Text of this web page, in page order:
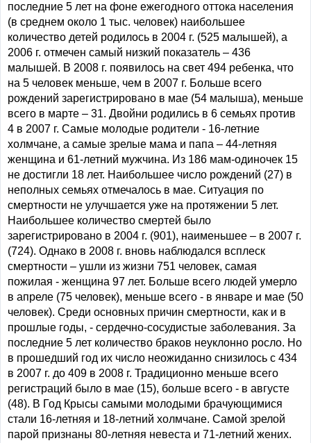
последние 5 лет на фоне ежегодного оттока населения
(в среднем около 1 тыс. человек) наибольшее
количество детей родилось в 2004 г. (525 малышей), а
2006 г. отмечен самый низкий показатель – 436
малышей. В 2008 г. появилось на свет 494 ребенка, что
на 5 человек меньше, чем в 2007 г. Больше всего
рождений зарегистрировано в мае (54 малыша), меньше
всего в марте – 31. Двойни родились в 6 семьях против
4 в 2007 г. Самые молодые родители - 16-летние
холмчане, а самые зрелые мама и папа – 44-летняя
женщина и 61-летний мужчина. Из 186 мам-одиночек 15
не достигли 18 лет. Наибольшее число рождений (27) в
неполных семьях отмечалось в мае. Ситуация по
смертности не улучшается уже на протяжении 5 лет.
Наибольшее количество смертей было
зарегистрировано в 2004 г. (901), наименьшее – в 2007 г.
(724). Однако в 2008 г. вновь наблюдался всплеск
смертности – ушли из жизни 751 человек, самая
пожилая - женщина 97 лет. Больше всего людей умерло
в апреле (75 человек), меньше всего - в январе и мае (50
человек). Среди основных причин смертности, как и в
прошлые годы, - сердечно-сосудистые заболевания. За
последние 5 лет количество браков неуклонно росло. Но
в прошедший год их число неожиданно снизилось с 434
в 2007 г. до 409 в 2008 г. Традиционно меньше всего
регистраций было в мае (15), больше всего - в августе
(48). В Год Крысы самыми молодыми брачующимися
стали 16-летняя и 18-летний холмчане. Самой зрелой
парой признаны 80-летняя невеста и 71-летний жених.